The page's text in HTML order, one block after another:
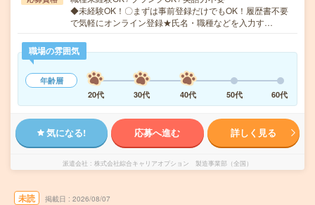
◆未経験OK！〇まずは事前登録だけでもOK！履歴書不要
で気軽にオンライン登録★氏名・職種などを入力す…
職場の雰囲気
年齢層
20代
30代 40代 50代 60代
気になる! 応募へ進む 詳しく見る
派遣会社 株式会社綜合キャリアオプション 製造事業部（全国）
未読 掲載日 2026/08/07